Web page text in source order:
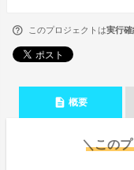
このプロジェクトは実行確
description 概要
＼この